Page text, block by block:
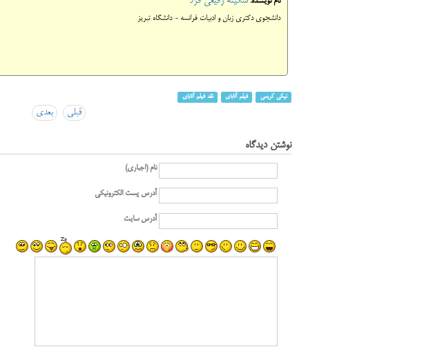
دانشجوی دکتری زبان و ادبیات فرانسه - دانشگاه تبریز
نیکی کریمی فیلم آتابای نقد فیلم آتابای
قبلی بعدی
نوشتن دیدگاه
نام (اجباری)
آدرس پست الکترونیکی
آدرس سایت